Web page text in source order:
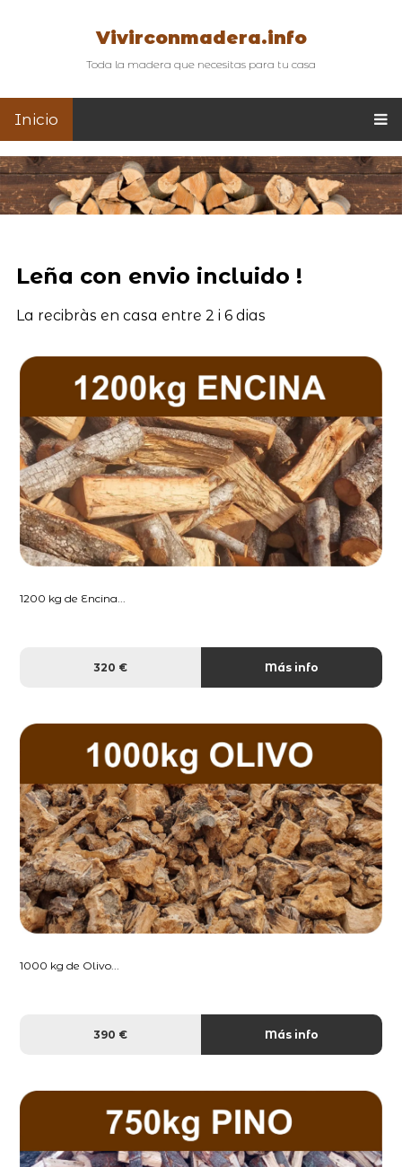
Vivirconmadera.info
Toda la madera que necesitas para tu casa
Inicio
Leña con envio incluido !
La recibràs en casa entre 2 i 6 dias
1200 kg de Encina...
320 € Más info
1000 kg de Olivo...
390 € Más info